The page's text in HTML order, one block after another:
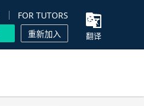
FOR TUTORS
重新加入 翻译